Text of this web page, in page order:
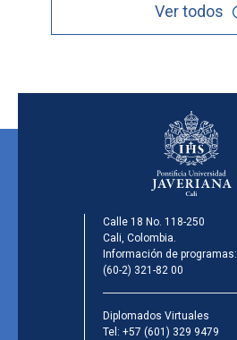
Ver todos
Calle 18 No. 118-250
Cali, Colombia.
Información de programas:
(60-2) 321-82 00
Diplomados Virtuales
Tel: +57 (601) 329 9479